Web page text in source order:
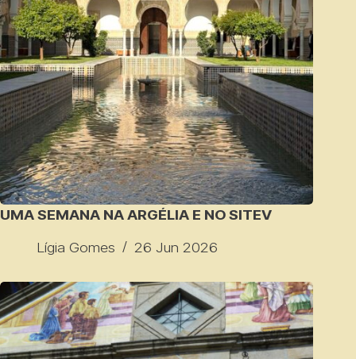
UMA SEMANA NA ARGÉLIA E NO SITEV
Lígia Gomes
26 Jun 2026